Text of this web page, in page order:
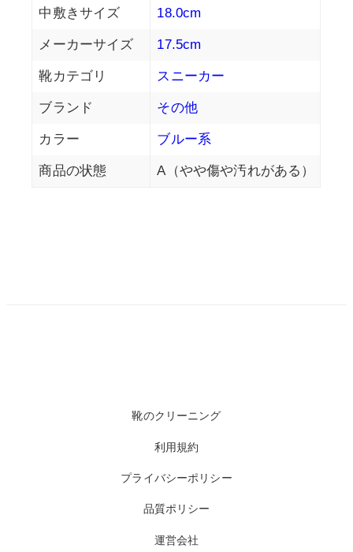
中敷きサイズ 18.0cm
メーカーサイズ 17.5cm
靴カテゴリ スニーカー
ブランド その他
カラー ブルー系
商品の状態 A（やや傷や汚れがある）
靴のクリーニング
利用規約
プライバシーポリシー
品質ポリシー
運営会社